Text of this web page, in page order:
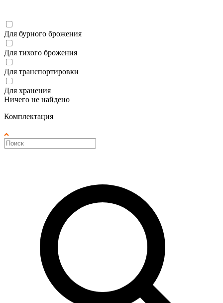
Для бурного брожения
Для тихого брожения
Для транспортировки
Для хранения
Ничего не найдено
Комплектация